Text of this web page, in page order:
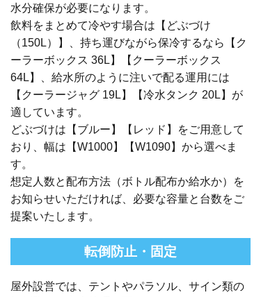
水分確保が必要になります。
飲料をまとめて冷やす場合は【どぶづけ
（150L）】、持ち運びながら保冷するなら【ク
ーラーボックス 36L】【クーラーボックス
64L】、給水所のように注いで配る運用には
【クーラージャグ 19L】【冷水タンク 20L】が
適しています。
どぶづけは【ブルー】【レッド】をご用意して
おり、幅は【W1000】【W1090】から選べま
す。
想定人数と配布方法（ボトル配布か給水か）を
お知らせいただければ、必要な容量と台数をご
提案いたします。
転倒防止・固定
屋外設営では、テントやパラソル、サイン類の